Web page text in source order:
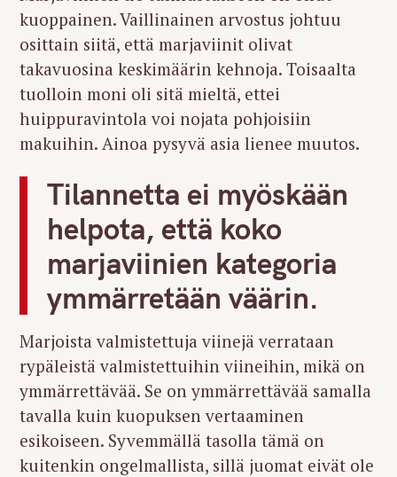
kuoppainen. Vaillinainen arvostus johtuu
osittain siitä, että marjaviinit olivat
takavuosina keskimäärin kehnoja. Toisaalta
tuolloin moni oli sitä mieltä, ettei
huippuravintola voi nojata pohjoisiin
makuihin. Ainoa pysyvä asia lienee muutos.
Tilannetta ei myöskään
helpota, että koko
marjaviinien kategoria
ymmärretään väärin.
Marjoista valmistettuja viinejä verrataan
rypäleistä valmistettuihin viineihin, mikä on
ymmärrettävää. Se on ymmärrettävää samalla
tavalla kuin kuopuksen vertaaminen
esikoiseen. Syvemmällä tasolla tämä on
kuitenkin ongelmallista, sillä juomat eivät ole